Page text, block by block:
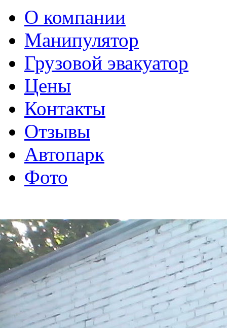
О компании
Манипулятор
Грузовой эвакуатор
Цены
Контакты
Отзывы
Автопарк
Фото